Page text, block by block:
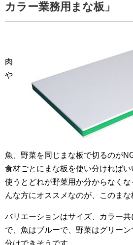
カラー業務用まな板」
肉
や
魚、野菜を同じまな板で切るのが
食材ごとにまな板を使い分ければ
使うとどれが野菜用か分からなく
んな方にオススメなのが、このまな
バリエーションはサイズ、カラー
で、魚はブルーで、野菜はグリー
分けできそうです。